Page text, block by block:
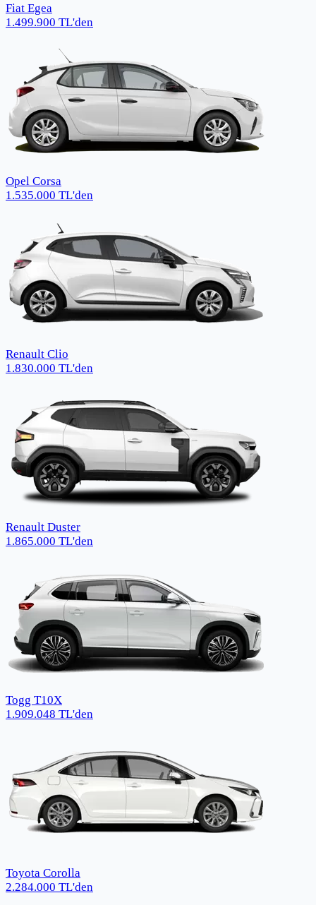
Fiat Egea
1.499.900 TL'den
Opel Corsa
1.535.000 TL'den
Renault Clio
1.830.000 TL'den
Renault Duster
1.865.000 TL'den
Togg T10X
1.909.048 TL'den
Toyota Corolla
2.284.000 TL'den